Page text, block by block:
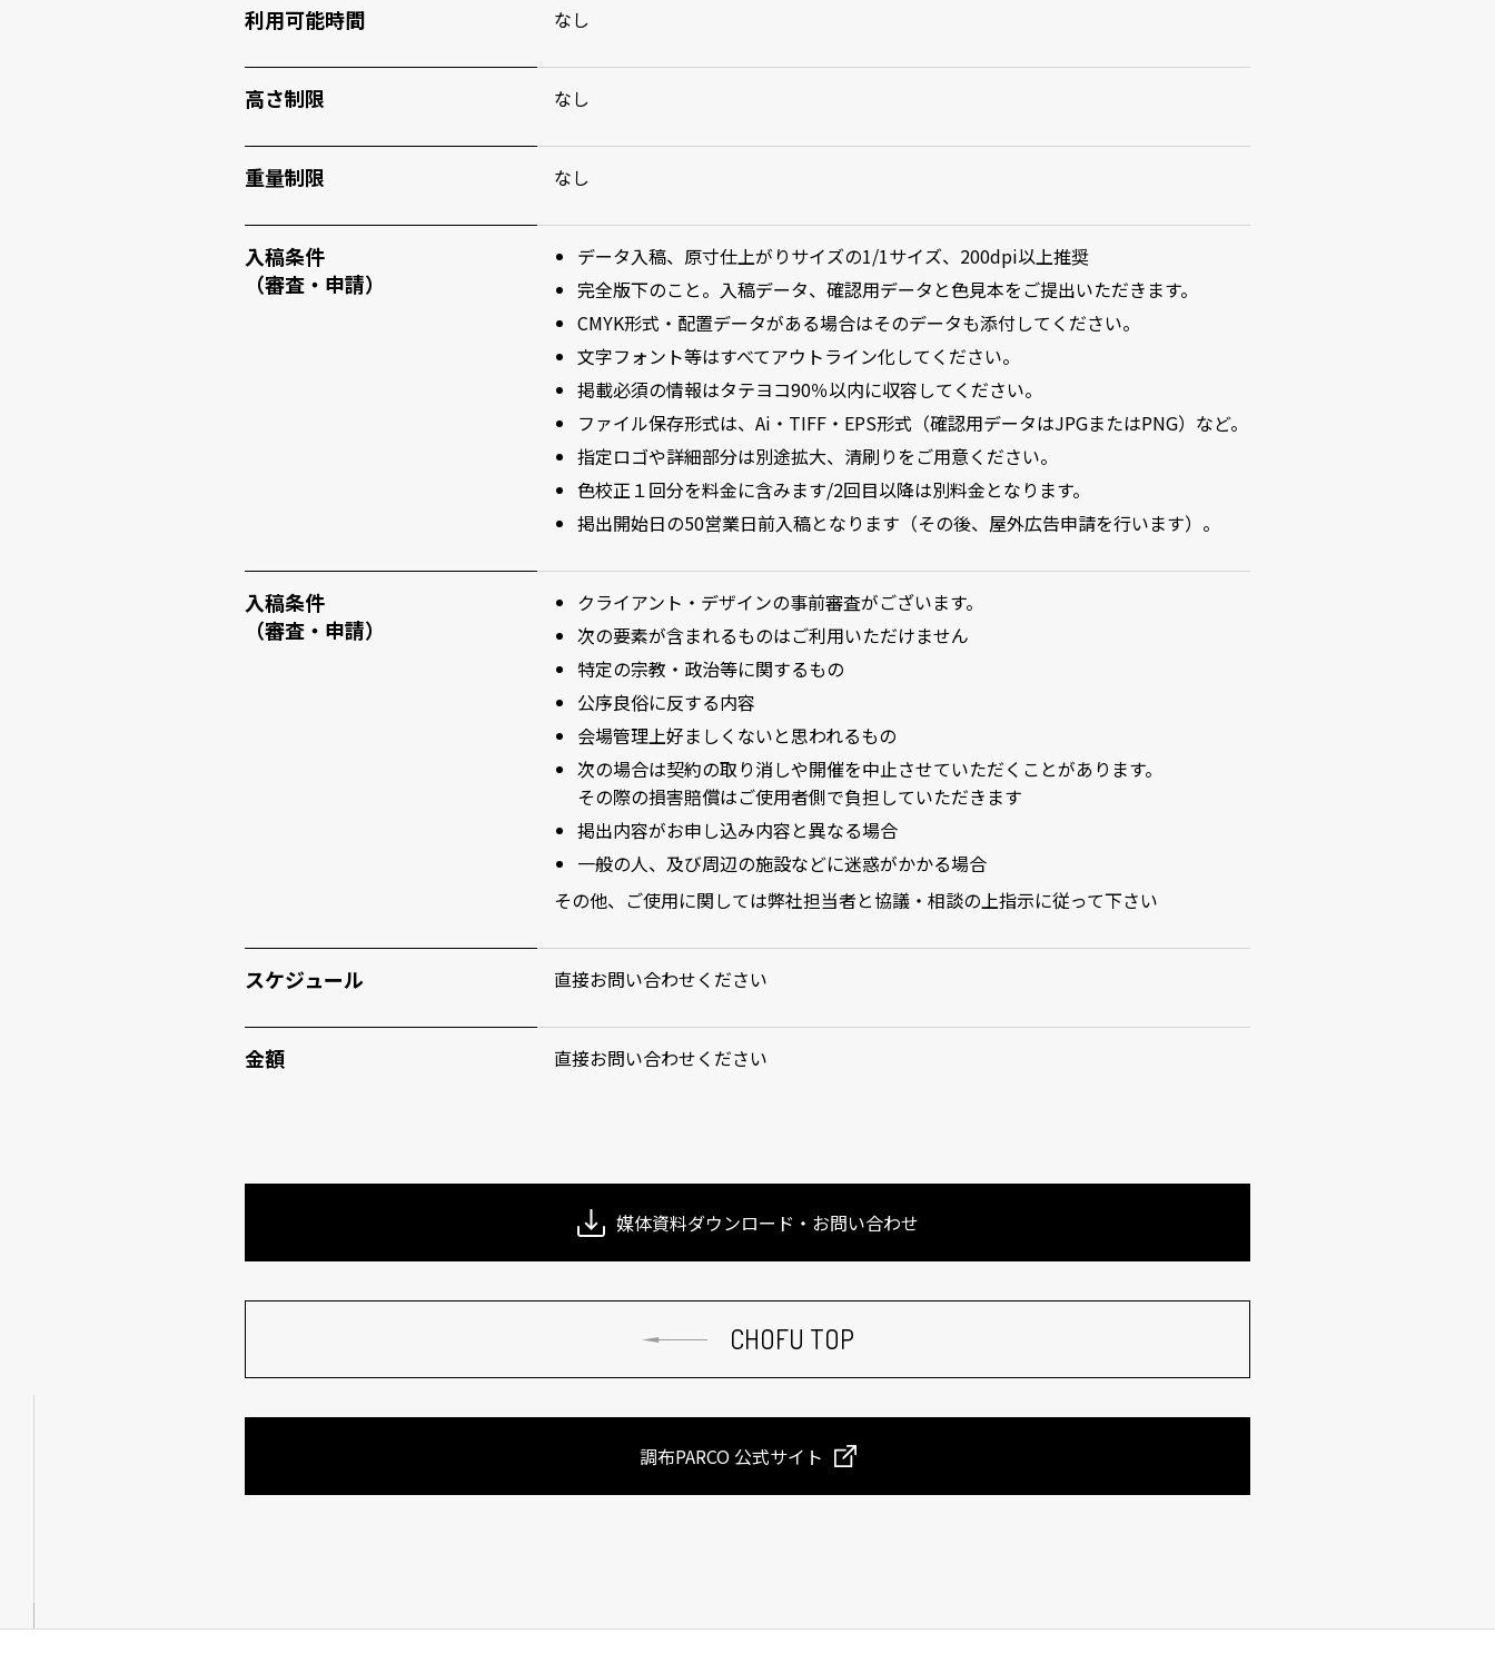
利用可能時間 なし
高さ制限 なし
重量制限 なし
入稿条件
（審査・申請）
データ入稿、原寸仕上がりサイズの1/1サイズ、200dpi以上推奨
完全版下のこと。入稿データ、確認用データと色見本をご提出いただきます。
CMYK形式・配置データがある場合はそのデータも添付してください。
文字フォント等はすべてアウトライン化してください。
掲載必須の情報はタテヨコ90％以内に収容してください。
ファイル保存形式は、Ai・TIFF・EPS形式（確認用データはJPGまたはPNG）など。
指定ロゴや詳細部分は別途拡大、清刷りをご用意ください。
色校正１回分を料金に含みます/2回目以降は別料金となります。
掲出開始日の50営業日前入稿となります（その後、屋外広告申請を行います）。
入稿条件
（審査・申請）
クライアント・デザインの事前審査がございます。
次の要素が含まれるものはご利用いただけません
特定の宗教・政治等に関するもの
公序良俗に反する内容
会場管理上好ましくないと思われるもの
次の場合は契約の取り消しや開催を中止させていただくことがあります。
その際の損害賠償はご使用者側で負担していただきます
掲出内容がお申し込み内容と異なる場合
一般の人、及び周辺の施設などに迷惑がかかる場合
その他、ご使用に関しては弊社担当者と協議・相談の上指示に従って下さい
スケジュール 直接お問い合わせください
金額 直接お問い合わせください
媒体資料ダウンロード・お問い合わせ
CHOFU TOP
調布PARCO 公式サイト